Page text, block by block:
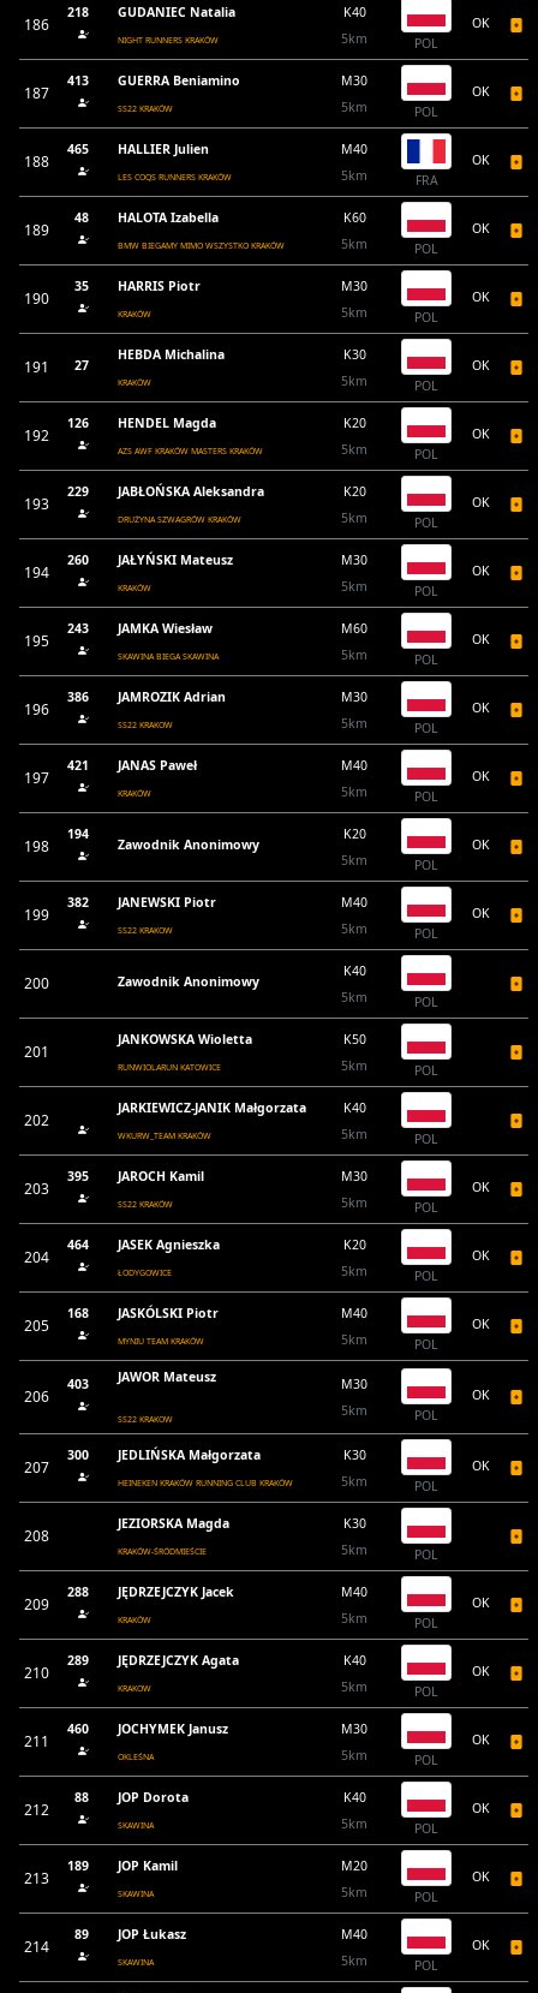
186
218 GUDANIEC Natalia
NIGHT RUNNERS KRAKÓW
K40
5km
POL
OK
187
413 GUERRA Beniamino
SS22 KRAKÓW
M30
5km
POL
OK
188
465 HALLIER Julien
LES COQS RUNNERS KRAKÓW
M40
5km
FRA
OK
189
48 HALOTA Izabella
BMW BIEGAMY MIMO WSZYSTKO KRAKÓW
K60
5km
POL
OK
190
35 HARRIS Piotr
KRAKÓW
M30
5km
POL
OK
191 27
HEBDA Michalina
KRAKÓW
K30
5km
POL
OK
192
126 HENDEL Magda
AZS AWF KRAKÓW MASTERS KRAKÓW
K20
5km
POL
OK
193
229 JABŁOŃSKA Aleksandra
DRUŻYNA SZWAGRÓW KRAKÓW
K20
5km
POL
OK
194
260 JAŁYŃSKI Mateusz
KRAKÓW
M30
5km
POL
OK
195
243 JAMKA Wiesław
SKAWINA BIEGA SKAWINA
M60
5km
POL
OK
196
386 JAMROZIK Adrian
SS22 KRAKOW
M30
5km
POL
OK
197
421 JANAS Paweł
KRAKÓW
M40
5km
POL
OK
198
194
Zawodnik Anonimowy
K20
5km
POL
OK
199
382 JANEWSKI Piotr
SS22 KRAKOW
M40
5km
POL
OK
200 Zawodnik Anonimowy
K40
5km
POL
201
JANKOWSKA Wioletta
RUNWIOLARUN KATOWICE
K50
5km
POL
202
JARKIEWICZ-JANIK Małgorzata
WKURW_TEAM KRAKÓW
K40
5km
POL
203
395 JAROCH Kamil
SS22 KRAKÓW
M30
5km
POL
OK
204
464 JASEK Agnieszka
ŁODYGOWICE
K20
5km
POL
OK
205
168 JASKÓLSKI Piotr
MYNIU TEAM KRAKÓW
M40
5km
POL
OK
206
403 JAWOR Mateusz
SS22 KRAKOW
M30
5km
POL
OK
207
300 JEDLIŃSKA Małgorzata
HEINEKEN KRAKÓW RUNNING CLUB KRAKÓW
K30
5km
POL
OK
208
JEZIORSKA Magda
KRAKÓW-ŚRÓDMIEŚCIE
K30
5km
POL
209
288 JĘDRZEJCZYK Jacek
KRAKÓW
M40
5km
POL
OK
210
289 JĘDRZEJCZYK Agata
KRAKOW
K40
5km
POL
OK
211
460 JOCHYMEK Janusz
OKLEŚNA
M30
5km
POL
OK
212
88 JOP Dorota
SKAWINA
K40
5km
POL
OK
213
189 JOP Kamil
SKAWINA
M20
5km
POL
OK
214
89 JOP Łukasz
SKAWINA
M40
5km
POL
OK